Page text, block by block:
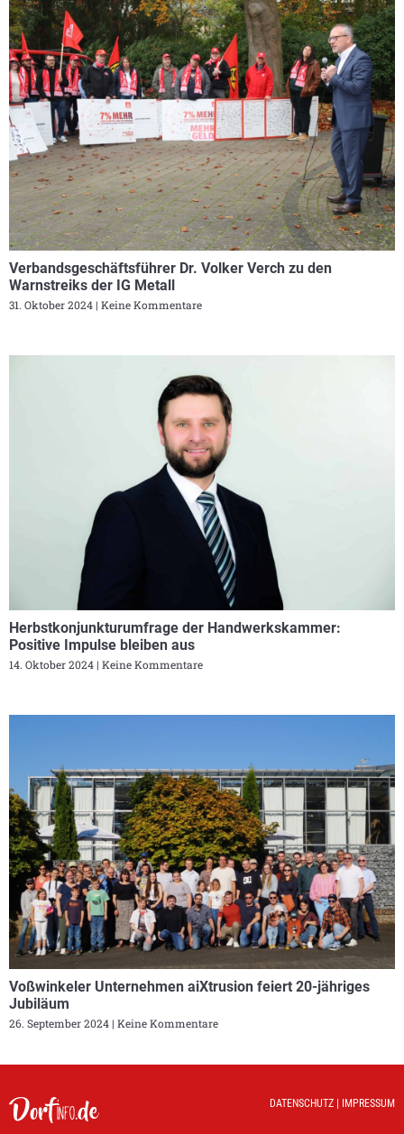
Verbandsgeschäftsführer Dr. Volker Verch zu den
Warnstreiks der IG Metall
31. Oktober 2024 Keine Kommentare
Herbstkonjunkturumfrage der Handwerkskammer:
Positive Impulse bleiben aus
14. Oktober 2024 Keine Kommentare
Voßwinkeler Unternehmen aiXtrusion feiert 20-jähriges
Jubiläum
26. September 2024 Keine Kommentare
DATENSCHUTZ IMPRESSUM